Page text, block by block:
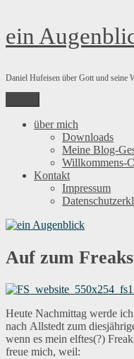
Zum
Inhalt
ein
Daniel Hufeisen über Gott und seine
über mich
Downloads
Meine Blog-
Willkommens-
Kontakt
Impressum
Auf zum
Heute Nachmittag werde
nach Allstedt zum
wenn es mein elftes(?)
freue mich, weil: